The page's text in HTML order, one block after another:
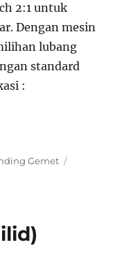
2:1 untuk
Dengan mesin
lubang
standard
:
Gemet